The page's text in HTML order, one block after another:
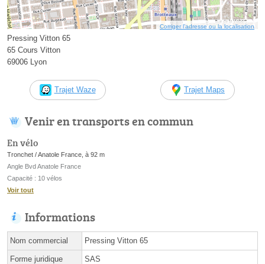
Corriger l’adresse ou la localisation
Pressing Vitton 65
65 Cours Vitton
69006 Lyon
Trajet Waze Trajet Maps
Venir en transports en commun
En vélo
Tronchet / Anatole France, à 92 m
Angle Bvd Anatole France
Capacité : 10 vélos
Voir tout
Informations
Nom commercial Pressing Vitton 65
Forme juridique SAS